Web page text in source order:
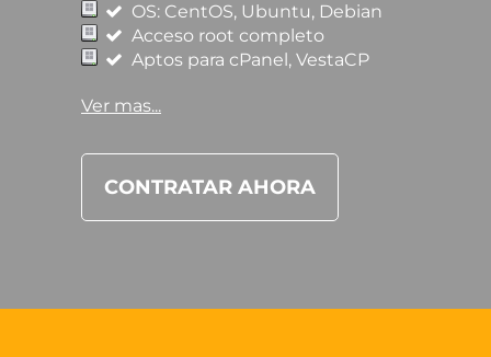
OS: CentOS, Ubuntu, Debian
Acceso root completo
Aptos para cPanel, VestaCP
Ver mas...
CONTRATAR AHORA